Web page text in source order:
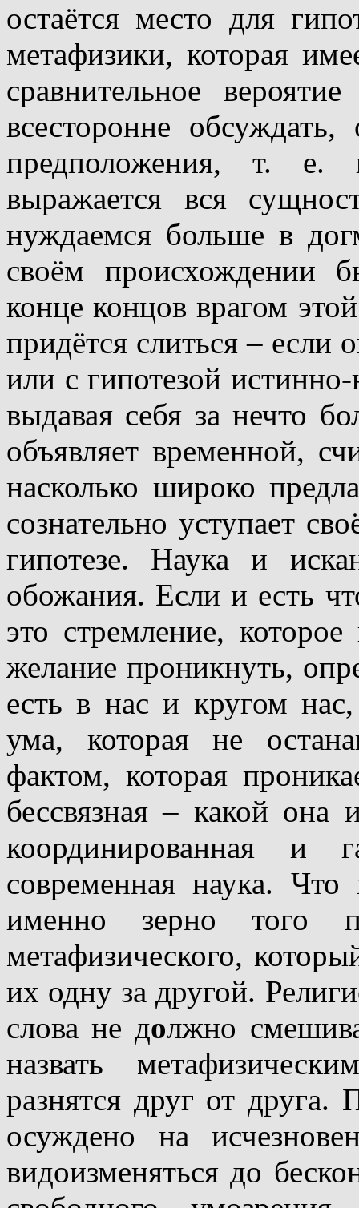
остаётся место для
метафизики, которая
сравнительное
всесторонне обсуждать,
предположения, т. е.
выражается вся
нуждаемся больше в
своём происхождении
конце концов врагом
придётся слиться – если
или с гипотезой
выдавая себя за нечто
объявляет временной,
насколько широко
сознательно уступает
гипотезе. Наука и
обожания. Если и есть
это стремление,
желание проникнуть,
есть в нас и кругом нас,
ума, которая не
фактом, которая
бессвязная – какой она
координированная и
современная наука.
именно зерно того
метафизического,
их одну за другой.
слова не должно
назвать
разнятся друг от друга.
осуждено на
видоизменяться до